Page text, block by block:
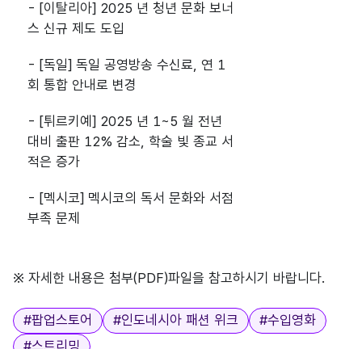
- [이탈리아] 2025 년 청년 문화 보너
스 신규 제도 도입
- [독일] 독일 공영방송 수신료, 연 1
회 통합 안내로 변경
- [튀르키예] 2025 년 1~5 월 전년
대비 출판 12% 감소, 학술 빛 종교 서
적은 증가
- [멕시코] 멕시코의 독서 문화와 서점
부족 문제
※ 자세한 내용은 첨부(PDF)파일을 참고하시기 바랍니다.
태그
#팝업스토어 #인도네시아 패션 위크 #수입영화